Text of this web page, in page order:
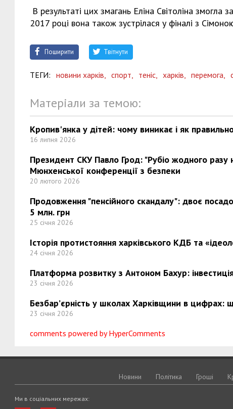
В результаті цих змагань Еліна Світоліна змогла
2017 році вона також зустрілася у фіналі з
Поширити Твітнути
ТЕГИ: новини харків, спорт, теніс, харків, перемога,
Матеріали за темою:
Кропив'янка у дітей: чому виникає і як
16 липня 2026
Президент СКУ Павло Грод: "Рубіо жодного разу
Мюнхенської конференції з безпеки
20 лютого 2026
Продовження "пенсійного скандалу": двоє
5 млн. грн
25 січня 2026
Історія протистояння харківського КДБ та
24 січня 2026
Платформа розвитку з Антоном Бахур:
23 січня 2026
Безбар’єрність у школах Харківщини в цифрах:
23 січня 2026
comments powered by HyperComments
Новини Політика Грошi
Ми в соціальних мережах: